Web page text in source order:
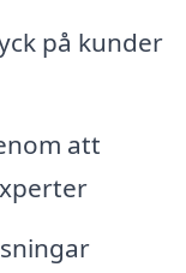
på kunder
att